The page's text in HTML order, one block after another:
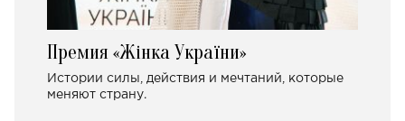
Премия «Жінка України»
Истории силы, действия и мечтаний, которые
меняют страну.